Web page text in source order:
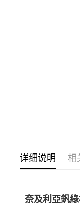
详细说明 相
奈及利亞釩